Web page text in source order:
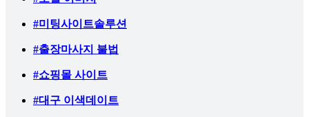
#미팅사이트솔루션
#출장마사지 불법
#쇼핑몰 사이트
#대구 이색데이트